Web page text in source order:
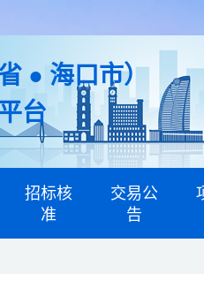
● 海口市）
台
招标核
准
交易公
告